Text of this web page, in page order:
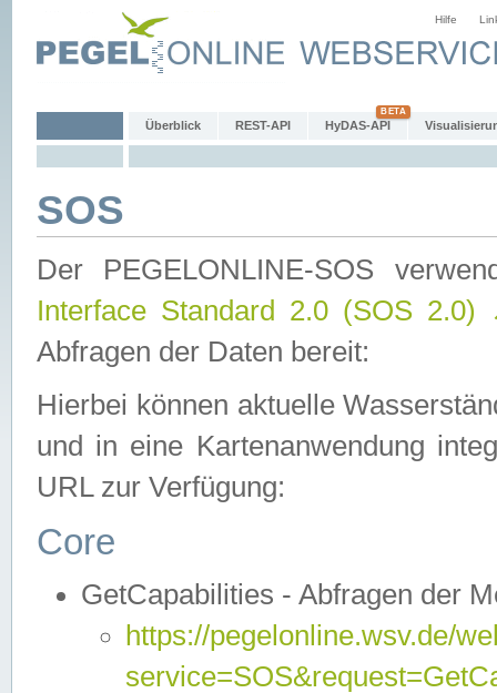
Hilfe
Überblick REST-API HyDAS-API
SOS
Der PEGELONLINE-SOS
Interface Standard 2.0 (SOS 2.0)
Abfragen der Daten bereit:
Hierbei können aktuelle
und in eine Kartenanwendung
URL zur Verfügung:
Core
GetCapabilities - Abfragen der
https://pegelonline.wsv.de/